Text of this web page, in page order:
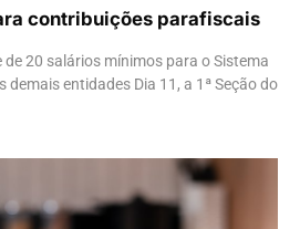
contribuições parafiscais
20 salários mínimos para o Sistema
demais entidades Dia 11, a 1ª Seção do